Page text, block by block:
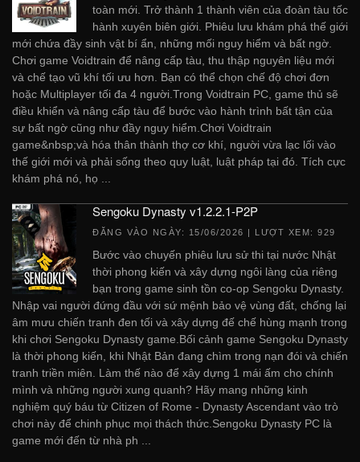
toàn mới. Trở thành 1 thành viên của đoàn tàu tốc
hành xuyên biên giới. Phiêu lưu khám phá thế giới
mới chứa đầy sinh vật bí ẩn, những mối nguy hiểm và bất ngờ.
Chơi game Voidtrain để nâng cấp tàu, thu thập nguyên liệu mới
và chế tạo vũ khí tối ưu hơn. Bạn có thể chọn chế độ chơi đơn
hoặc Multiplayer tối đa 4 người.Trong Voidtrain PC, game thủ sẽ
điều khiển và nâng cấp tàu để bước vào hành trình bất tận của
sự bất ngờ cũng như đầy nguy hiểm.Chơi Voidtrain
game&nbsp;và hóa thân thành thợ cơ khí, người vừa lạc lối vào
thế giới mới và phải sống theo quy luật, luật pháp tại đó. Tích cực
khám phá nó, họ ...
Sengoku Dynasty v1.2.2.1-P2P
ĐĂNG VÀO NGÀY: 15/06/2026 | LƯỢT XEM: 929
Bước vào chuyến phiêu lưu sử thi tại nước Nhật
thời phong kiến và xây dựng ngôi làng của riêng
bạn trong game sinh tồn co-op Sengoku Dynasty.
Nhập vai người đứng đầu với sứ mệnh bảo vệ vùng đất, chống lại
âm mưu chiến tranh đen tối và xây dựng đế chế hùng mạnh trong
khi chơi Sengoku Dynasty game.Bối cảnh game Sengoku Dynasty
là thời phong kiến, khi Nhật Bản đang chìm trong nạn đói và chiến
tranh triền miên. Làm thế nào để xây dựng 1 mái ấm cho chính
mình và những người xung quanh? Hãy mang những kinh
nghiệm quý báu từ Citizen of Rome - Dynasty Ascendant vào trò
chơi này để chinh phục mọi thách thức.Sengoku Dynasty PC là
game mới đến từ nhà ph ...